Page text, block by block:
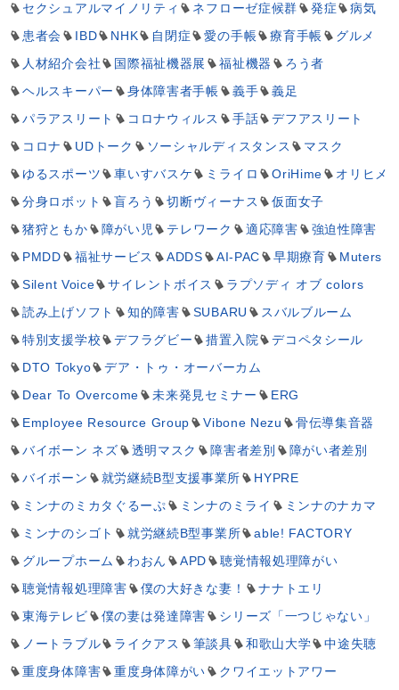
セクシュアルマイノリティ
ネフローゼ症候群 発症
病気
患者会
IBD NHK 自閉症 愛の手帳 療育手帳
グルメ
人材紹介会社
国際福祉機器展 福祉機器
ろう者
ヘルスキーパー
身体障害者手帳 義手
義足
パラアスリート
コロナウィルス 手話
デフアスリート
コロナ
UDトーク ソーシャルディスタンス
マスク
ゆるスポーツ
車いすバスケ ミライロ OriHime
オリヒメ
分身ロボット
盲ろう 切断ヴィーナス
仮面女子
猪狩ともか
障がい児 テレワーク 適応障害
強迫性障害
PMDD
福祉サービス ADDS AI-PAC 早期療育
Muters
Silent Voice
サイレントボイス
ラプソディ オブ colors
読み上げソフト
知的障害 SUBARU
スバルブルーム
特別支援学校
デフラグビー 措置入院
デコペタシール
DTO Tokyo
デア・トゥ・オーバーカム
Dear To Overcome
未来発見セミナー
ERG
Employee Resource Group
Vibone Nezu
骨伝導集音器
バイボーン ネズ
透明マスク 障害者差別
障がい者差別
バイボーン
就労継続B型支援事業所
HYPRE
ミンナのミカタぐるーぷ
ミンナのミライ
ミンナのナカマ
ミンナのシゴト
就労継続B型事業所
able! FACTORY
グループホーム
わおん APD
聴覚情報処理障がい
聴覚情報処理障害
僕の大好きな妻！
ナナトエリ
東海テレビ
僕の妻は発達障害
シリーズ「一つじゃない」
ノートラブル
ライクアス 筆談具 和歌山大学
中途失聴
重度身体障害
重度身体障がい
クワイエットアワー